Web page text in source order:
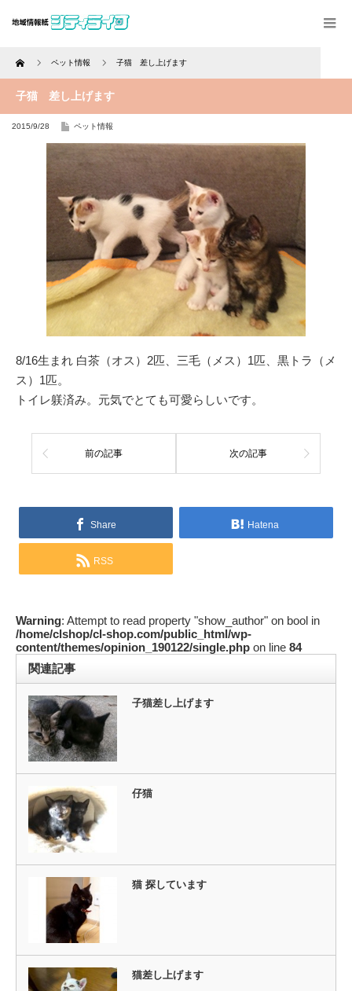
Home ペット情報 子猫 差し上げます
子猫 差し上げます
2015/9/28 ペット情報
8/16生まれ 白茶（オス）2匹、三毛（メス）1匹、黒トラ（メ
ス）1匹。
トイレ躾済み。元気でとても可愛らしいです。
前の記事 次の記事
Share Hatena
RSS
Warning: Attempt to read property "show_author" on bool in
/home/clshop/cl-shop.com/public_html/wp-
content/themes/opinion_190122/single.php on line 84
関連記事
子猫差し上げます
仔猫
猫 探しています
猫差し上げます